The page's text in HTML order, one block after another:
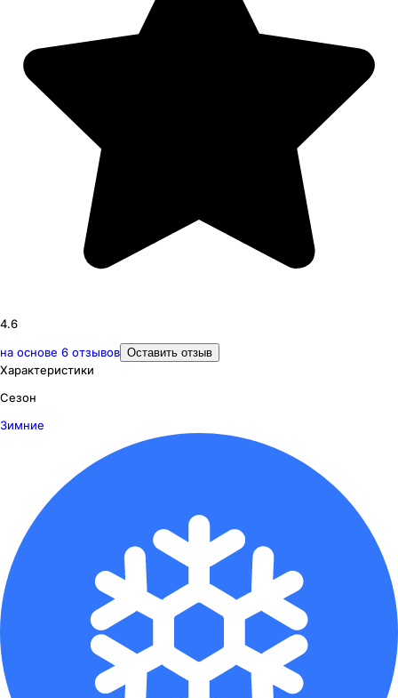
4.6
на основе 6 отзывов Оставить отзыв
Характеристики
Сезон
Зимние